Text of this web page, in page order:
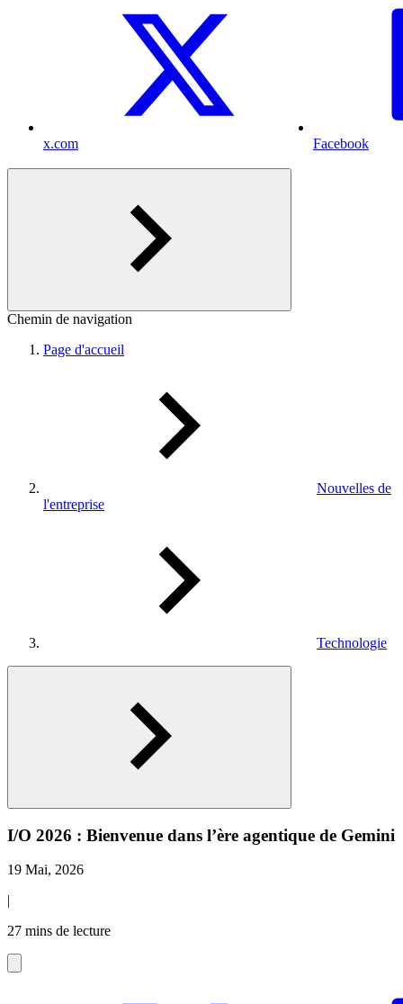
x.com Facebook
Chemin de navigation
Page d'accueil
Nouvelles de
l'entreprise
Technologie
I/O 2026 : Bienvenue dans l’ère agentique de Gemini
19 Mai, 2026
|
27 mins de lecture